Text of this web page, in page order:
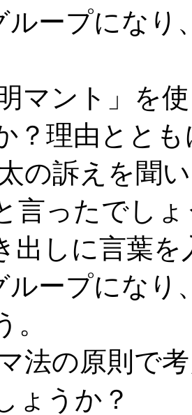
ループになり
明マント」を
？理由とと
の訴えを聞
言ったでし
に言葉を
ループになり
法の原則で
ょうか？